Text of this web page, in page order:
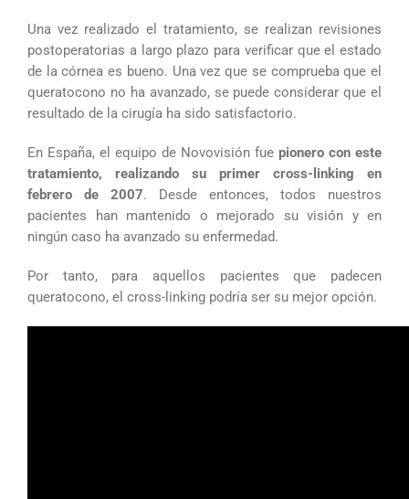
Una vez realizado el tratamiento, se realizan revisiones
postoperatorias a largo plazo para verificar que el estado
de la córnea es bueno. Una vez que se comprueba que el
queratocono no ha avanzado, se puede considerar que el
resultado de la cirugía ha sido satisfactorio.
En España, el equipo de Novovisión fue pionero con este
tratamiento, realizando su primer cross-linking en
febrero de 2007. Desde entonces, todos nuestros
pacientes han mantenido o mejorado su visión y en
ningún caso ha avanzado su enfermedad.
Por tanto, para aquellos pacientes que padecen
queratocono, el cross-linking podría ser su mejor opción.